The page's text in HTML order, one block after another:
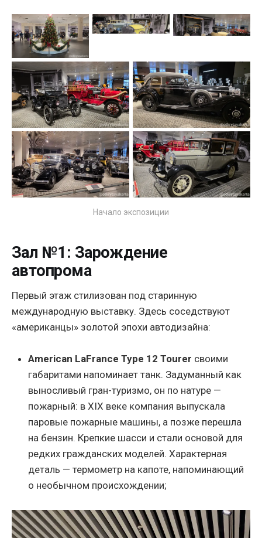
Начало экспозиции
Зал №1: Зарождение
автопрома
Первый этаж стилизован под старинную
международную выставку. Здесь соседствуют
«американцы» золотой эпохи автодизайна:
American LaFrance Type 12 Tourer своими
габаритами напоминает танк. Задуманный как
выносливый гран-туризмо, он по натуре —
пожарный: в XIX веке компания выпускала
паровые пожарные машины, а позже перешла
на бензин. Крепкие шасси и стали основой для
редких гражданских моделей. Характерная
деталь — термометр на капоте, напоминающий
о необычном происхождении;